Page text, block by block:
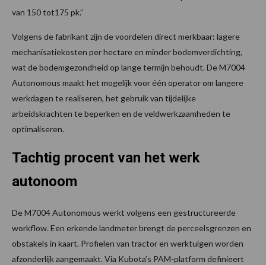
van 150 tot175 pk.”
Volgens de fabrikant zijn de voordelen direct merkbaar: lagere
mechanisatiekosten per hectare en minder bodemverdichting,
wat de bodemgezondheid op lange termijn behoudt. De M7004
Autonomous maakt het mogelijk voor één operator om langere
werkdagen te realiseren, het gebruik van tijdelijke
arbeidskrachten te beperken en de veldwerkzaamheden te
optimaliseren.
Tachtig procent van het werk
autonoom
De M7004 Autonomous werkt volgens een gestructureerde
workflow. Een erkende landmeter brengt de perceelsgrenzen en
obstakels in kaart. Profielen van tractor en werktuigen worden
afzonderlijk aangemaakt. Via Kubota’s PAM-platform definieert